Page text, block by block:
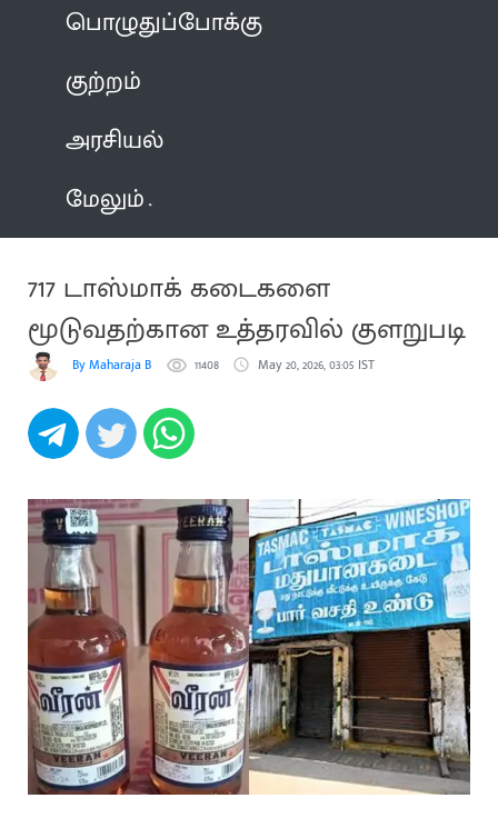
பொழுதுப்போக்கு
குற்றம்
அரசியல்
மேலும்
717 டாஸ்மாக் கடைகளை
மூடுவதற்கான உத்தரவில் குளறுபடி
By Maharaja B 11408 May 20, 2026, 03:05 IST